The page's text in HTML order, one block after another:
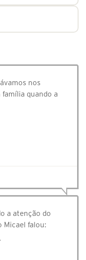
nos
quando a
a atenção do
Micael falou: